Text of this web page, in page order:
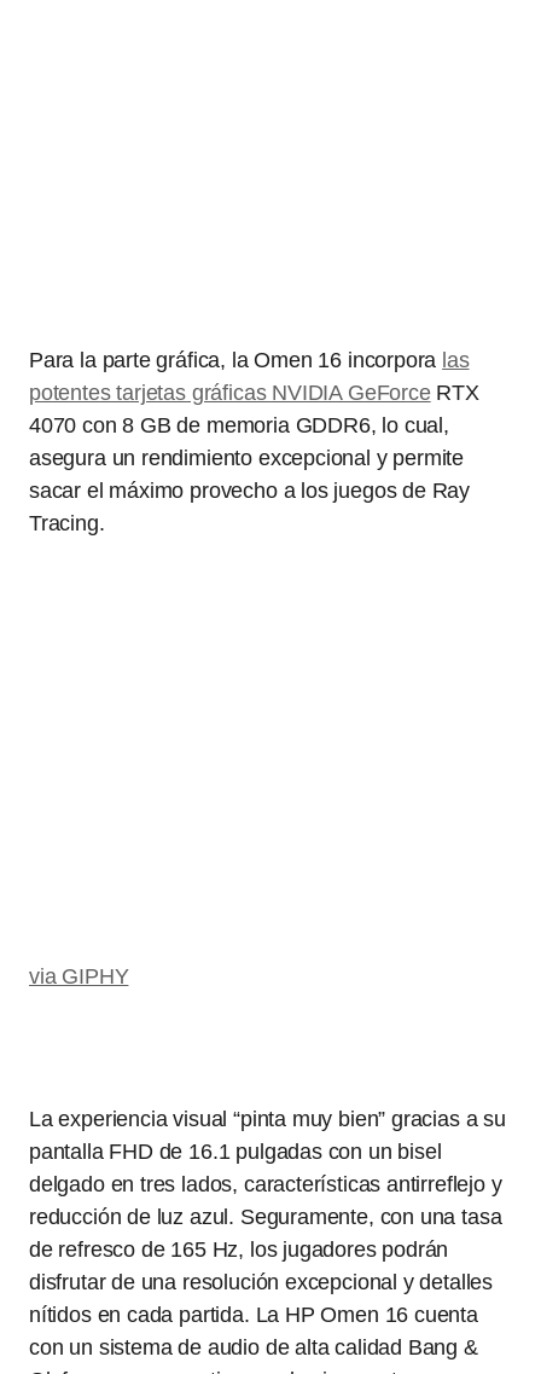
Para la parte gráfica, la Omen 16 incorpora las
potentes tarjetas gráficas NVIDIA GeForceRTX
4070 con 8 GB de memoria GDDR6, lo cual,
asegura un rendimiento excepcional y permite
sacar el máximo provecho a los juegos de Ray
Tracing.
via GIPHY
La experiencia visual “pinta muy bien” gracias a su
pantalla FHD de 16.1 pulgadas con un bisel
delgado en tres lados, características antirreflejo y
reducción de luz azul. Seguramente, con una tasa
de refresco de 165 Hz, los jugadores podrán
disfrutar de una resolución excepcional y detalles
nítidos en cada partida. La HP Omen 16 cuenta
con un sistema de audio de alta calidad Bang &